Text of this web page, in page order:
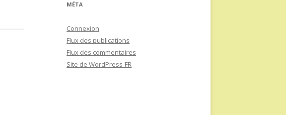
MÉTA
Connexion
Flux des publications
Flux des commentaires
Site de WordPress-FR